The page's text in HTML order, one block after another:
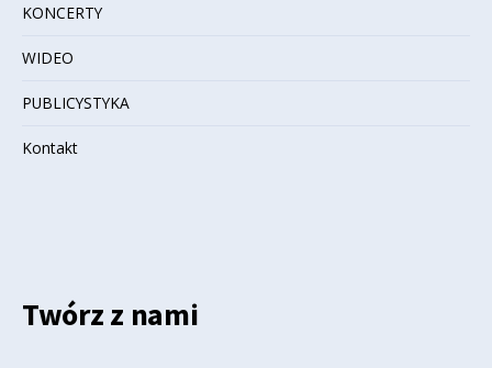
KONCERTY
WIDEO
PUBLICYSTYKA
Kontakt
Twórz z nami